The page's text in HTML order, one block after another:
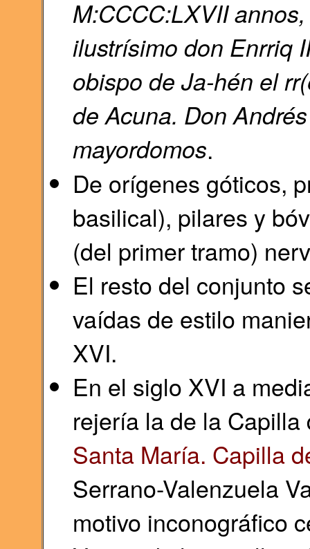
M:CCCC:LXVII
ilustrísimo don Enrriq
obispo de Ja-hén el
de Acuna. Don
mayordomos.
De orígenes góticos,
basilical), pilares y
(del primer tramo)
El resto del conjunto
vaídas de estilo
XVI.
En el siglo XVI a
rejería la de la
Santa María. Capilla
Serrano-Valenzuela
motivo inconográfico